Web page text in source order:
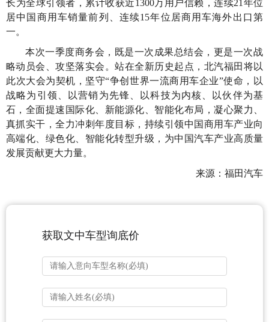
长为全球引领者，累计收获近1300万用户信赖，连续21年位
居中国商用车销量前列、连续15年位居商用车海外出口第
一。
本次一季度商务会，既是一次成果总结会，更是一次战
略动员会、攻坚落实会。站在全新历史起点，北汽福田将以
此次大会为契机，坚守“争创世界一流商用车企业”使命，以
战略为引领、以营销为先锋、以科技为内核、以伙伴为基
石，全面提速国际化、新能源化、智能化布局，凝心聚力、
真抓实干，全力冲刺年度目标，持续引领中国商用车产业向
高端化、绿色化、智能化转型升级，为中国汽车产业高质量
发展贡献更大力量。
来源：福田汽车
获取文中车型询底价